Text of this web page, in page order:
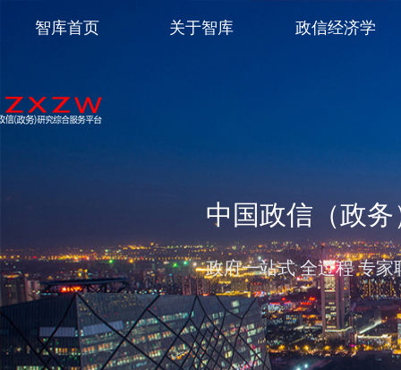
中国政信（政
政府一站式 全过程 专
智库首页 关于智库 政信经济学